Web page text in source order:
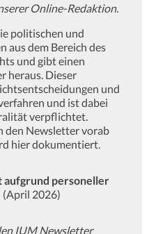
Online-Redaktion.
politischen und
aus dem Bereich des
und gibt einen
heraus. Dieser
und
und ist dabei
verpflichtet.
den Newsletter vorab
hier dokumentiert.
personeller
(April 2026)
IUM Newsletter